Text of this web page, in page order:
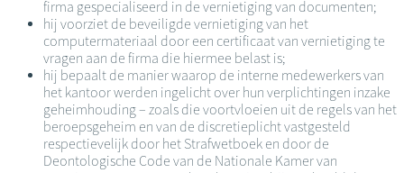
firma gespecialiseerd in de vernietiging van documenten;
hij voorziet de beveiligde vernietiging van het
computermateriaal door een certificaat van vernietiging te
vragen aan de firma die hiermee belast is;
hij bepaalt de manier waarop de interne medewerkers van
het kantoor werden ingelicht over hun verplichtingen inzake
geheimhouding – zoals die voortvloeien uit de regels van het
beroepsgeheim en van de discretieplicht vastgesteld
respectievelijk door het Strafwetboek en door de
Deontologische Code van de Nationale Kamer van